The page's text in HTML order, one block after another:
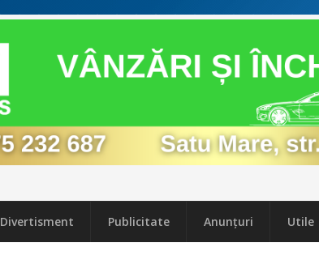
Divertisment Publicitate Anunțuri Utile